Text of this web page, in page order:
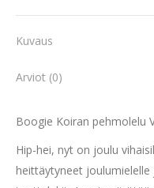
Kuvaus
Arviot (0)
Boogie Koiran pehmolelu
Hip-hei, nyt on joulu
heittäytyneet